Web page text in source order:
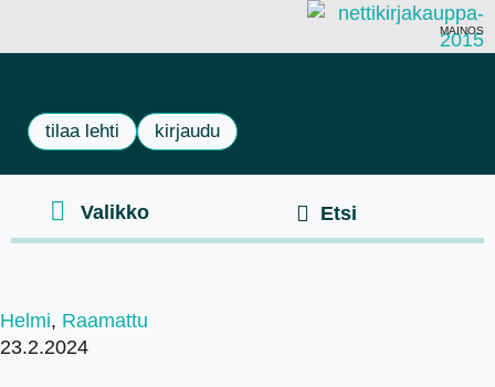
MAINOS
tilaa lehti kirjaudu
Helmi, Raamattu
23.2.2024